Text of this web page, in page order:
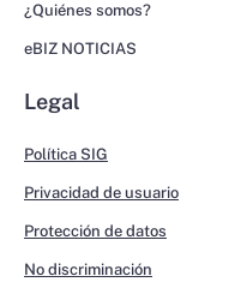
¿Quiénes somos?
eBIZ NOTICIAS
Legal
Política SIG
Privacidad de usuario
Protección de datos
No discriminación